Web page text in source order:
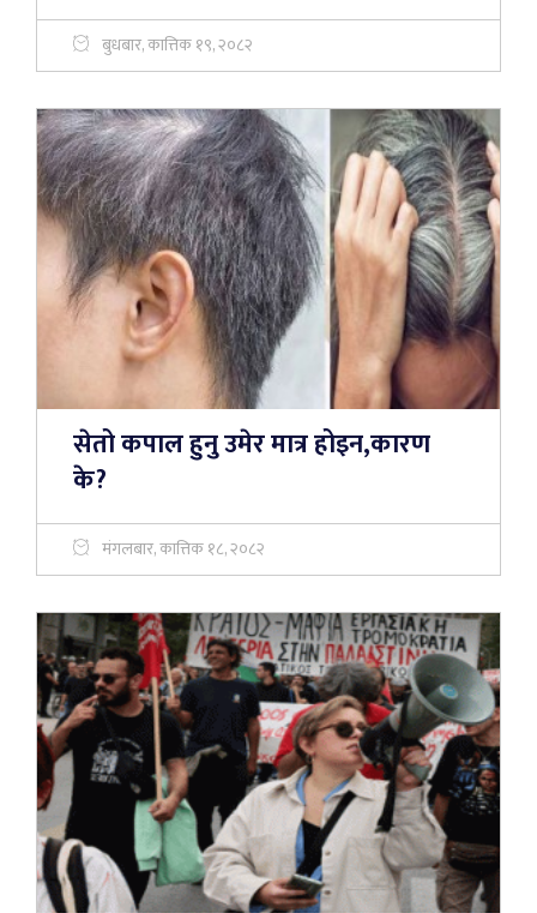
बुधबार, कात्तिक १९, २०८२
सेतो कपाल हुनु उमेर मात्र होइन,कारण
के?
मंगलबार, कात्तिक १८, २०८२